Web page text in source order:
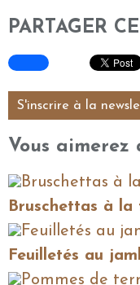
PARTAGER
S'inscrire à la
Vous aimerez
Bruschettas à
Feuilletés au